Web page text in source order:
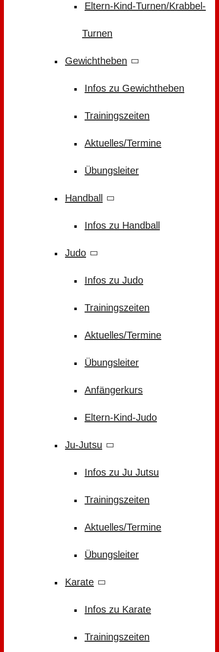
Eltern-Kind-Turnen/Krabbel-
Turnen
Gewichtheben
Infos zu Gewichtheben
Trainingszeiten
Aktuelles/Termine
Übungsleiter
Handball
Infos zu Handball
Judo
Infos zu Judo
Trainingszeiten
Aktuelles/Termine
Übungsleiter
Anfängerkurs
Eltern-Kind-Judo
Ju-Jutsu
Infos zu Ju Jutsu
Trainingszeiten
Aktuelles/Termine
Übungsleiter
Karate
Infos zu Karate
Trainingszeiten